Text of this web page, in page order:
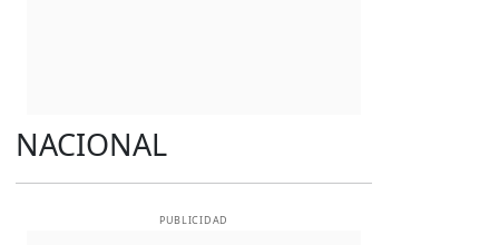
NACIONAL
PUBLICIDAD